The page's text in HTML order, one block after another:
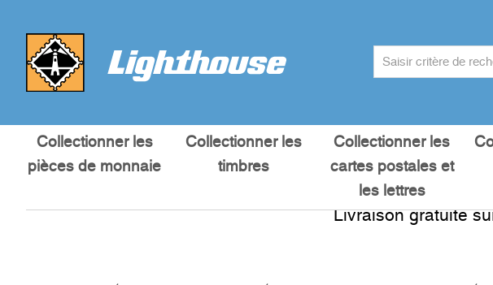
Collectionner les
pièces de monnaie
Collectionner les
timbres
Collectionner les
cartes postales et
les lettres
Livraison gratuite